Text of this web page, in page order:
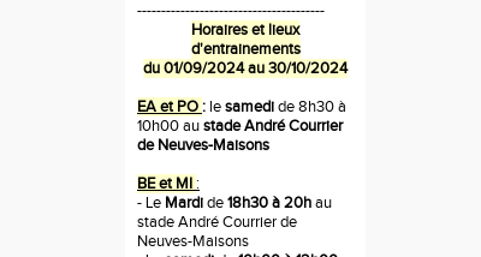
---------------------------------------
Horaires et lieux
d'entrainements
du 01/09/2024 au 30/10/2024
EA et PO: lesamedide 8h30 à
10h00 austade André Courrier
de Neuves-Maisons
BE et MI :
- Le Mardide18h30 à 20hau
stade André Courrier de
Neuves-Maisons